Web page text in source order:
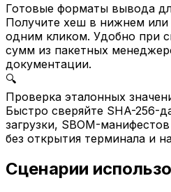
Готовые форматы вывода
Получите хеш в нижнем или
одним кликом. Удобно при
сумм из пакетных
документации.
🔍
Проверка эталонных
Быстро сверяйте SHA-256-
загрузки, SBOM-
без открытия терминала и
Сценарии